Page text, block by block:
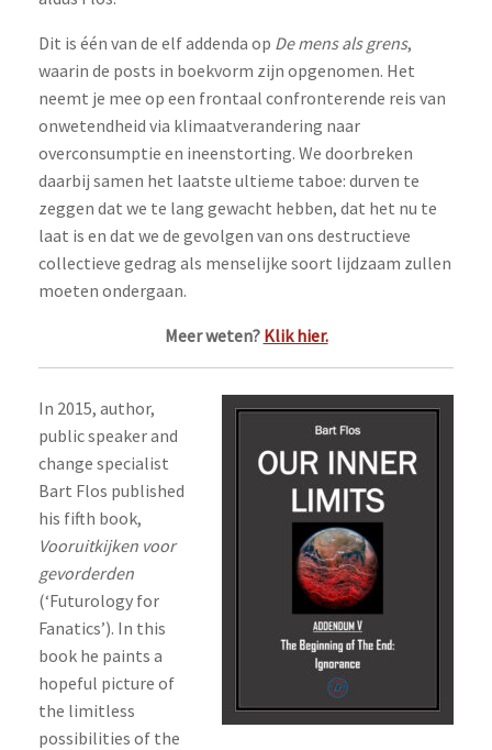
Dit is één van de elf addenda op De mens als grens,
waarin de posts in boekvorm zijn opgenomen. Het
neemt je mee op een frontaal confronterende reis van
onwetendheid via klimaatverandering naar
overconsumptie en ineenstorting. We doorbreken
daarbij samen het laatste ultieme taboe: durven te
zeggen dat we te lang gewacht hebben, dat het nu te
laat is en dat we de gevolgen van ons destructieve
collectieve gedrag als menselijke soort lijdzaam zullen
moeten ondergaan.
Meer weten? Klik hier.
In 2015, author,
public speaker and
change specialist
Bart Flos published
his fifth book,
Vooruitkijken voor
gevorderden
(‘Futurology for
Fanatics’). In this
book he paints a
hopeful picture of
the limitless
possibilities of the